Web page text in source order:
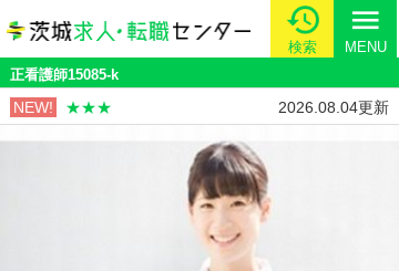
検索
menu
MENU
正看護師15085-k
NEW! ★★★ 2026.08.04更新